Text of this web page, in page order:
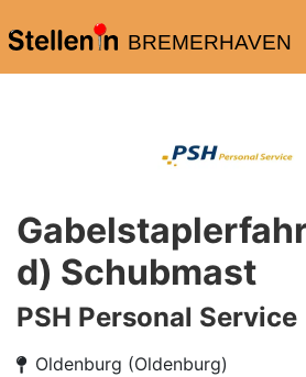
BREMERHAVEN
d) Schubmast
PSH Personal Service
Oldenburg (Oldenburg)